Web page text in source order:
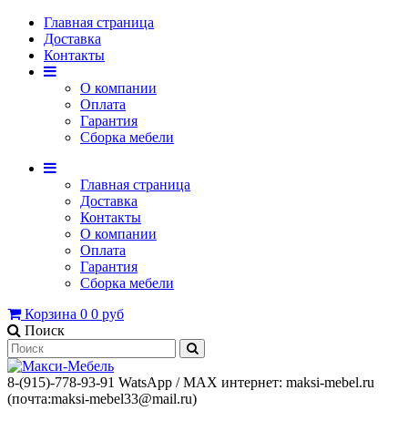
Главная страница
Доставка
Контакты
О компании
Оплата
Гарантия
Сборка мебели
Главная страница
Доставка
Контакты
О компании
Оплата
Гарантия
Сборка мебели
Корзина 0 0 руб
Поиск
8-(915)-778-93-91 WatsАpp / МАХ интернет: maksi-mebel.ru
(почта:maksi-mebel33@mail.ru)